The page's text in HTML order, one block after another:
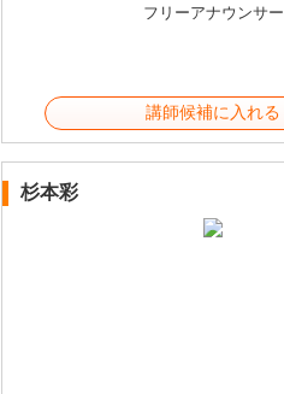
フリーアナウンサー
講師候補に入れる
杉本彩